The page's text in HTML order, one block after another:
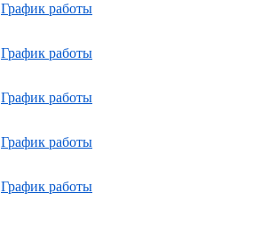
График работы
График работы
График работы
График работы
График работы